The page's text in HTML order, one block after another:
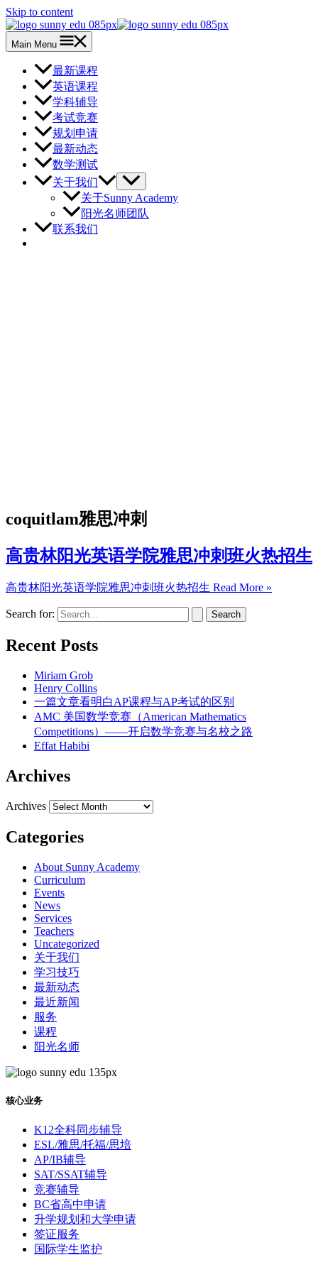
Skip to content
Main Menu
最新课程
英语课程
学科辅导
考试竞赛
规划申请
最新动态
数学测试
关于我们
关于Sunny Academy
阳光名师团队
联系我们
coquitlam雅思冲刺
高贵林阳光英语学院雅思冲刺班火热招生
高贵林阳光英语学院雅思冲刺班火热招生 Read More »
Search for:
Recent Posts
Miriam Grob
Henry Collins
一篇文章看明白AP课程与AP考试的区别
AMC 美国数学竞赛（American Mathematics
Competitions）——开启数学竞赛与名校之路
Effat Habibi
Archives
Archives
Categories
About Sunny Academy
Curriculum
Events
News
Services
Teachers
Uncategorized
关于我们
学习技巧
最新动态
最近新闻
服务
课程
阳光名师
核心业务
K12全科同步辅导
ESL/雅思/托福/思培
AP/IB辅导
SAT/SSAT辅导
竞赛辅导
BC省高中申请
升学规划和大学申请
签证服务
国际学生监护